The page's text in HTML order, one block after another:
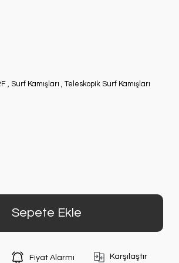
, Surf Kamışları , Teleskopik Surf Kamışları
Sepete Ekle
Fiyat Alarmı Karşılaştır